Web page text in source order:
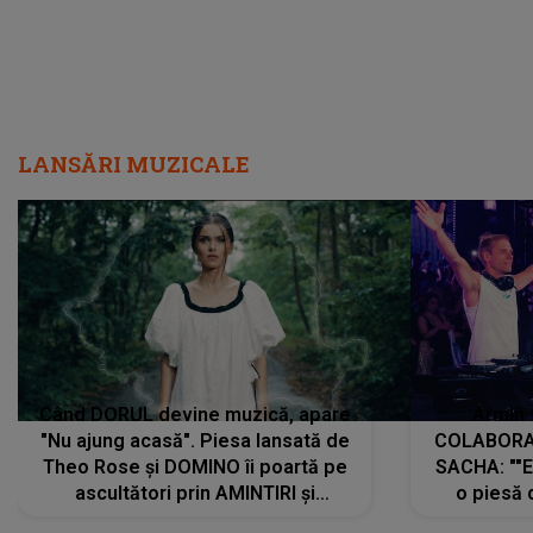
LANSĂRI MUZICALE
Când DORUL devine muzică, apare
"Nu ajung acasă". Piesa lansată de
Theo Rose și DOMINO îi poartă pe
ascultători prin AMINTIRI și
SACHA:
o piesă